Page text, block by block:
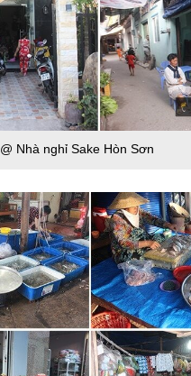
@ Nhà nghỉ Sake Hòn Sơn